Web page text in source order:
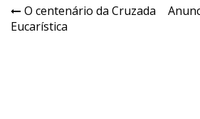
Navegação
de
O centenário da Cruzada
Eucarística